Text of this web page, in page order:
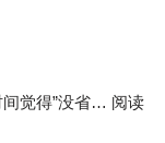
觉得”没省… 阅读